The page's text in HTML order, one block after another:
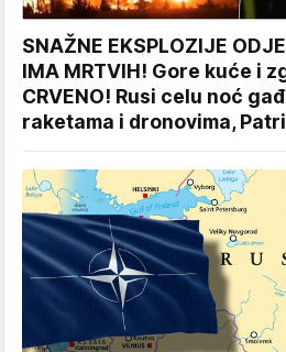
SNAŽNE EKSPLOZIJE
IMA MRTVIH! Gore kuće i
CRVENO! Rusi celu noć
raketama i dronovima,